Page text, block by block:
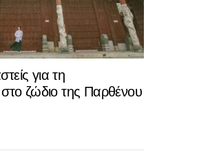
για τη
στο ζώδιο της Παρθένου